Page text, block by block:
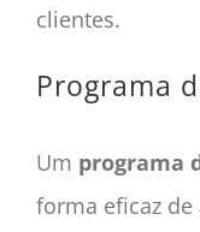
clientes.
Programa
Um programa
forma eficaz